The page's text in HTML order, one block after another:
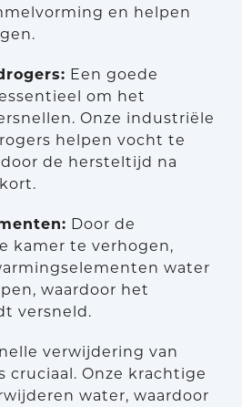
en helpen
Een goede
om het
Onze industriële
helpen vocht te
de hersteltijd na
Door de
kamer te verhogen,
water
waardoor het
versneld.
verwijdering van
cruciaal. Onze krachtige
water, waardoor